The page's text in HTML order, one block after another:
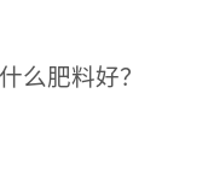
适合于基施、追
土栽培和营养液的
肥。1、苗期冲施、
么肥料好？